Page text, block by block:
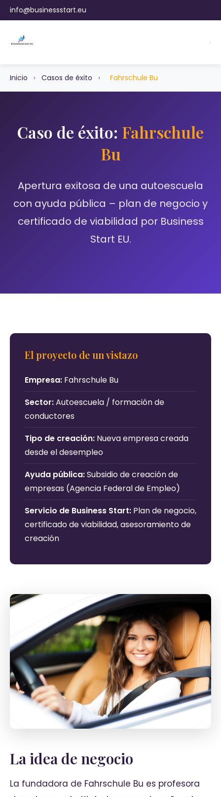
info@businessstart.eu
Inicio › Casos de éxito › Fahrschule Bu
Caso de éxito: Fahrschule
Bu
Apertura exitosa de una autoescuela
con ayuda pública – plan de negocio y
certificado de viabilidad por Business
Start EU.
El proyecto de un vistazo
Empresa: Fahrschule Bu
Sector:Autoescuela / formación de
conductores
Tipo de creación: Nueva empresa creada
desde el desempleo
Ayuda pública:Subsidio de creación de
empresas (Agencia Federal de Empleo)
Servicio de Business Start: Plan de negocio,
certificado de viabilidad, asesoramiento de
creación
La idea de negocio
La fundadora de Fahrschule Bu es profesora